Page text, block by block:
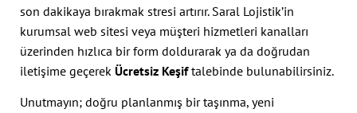
son dakikaya bırakmak stresi artırır. Saral Lojistik’in
kurumsal web sitesi veya müşteri hizmetleri kanalları
üzerinden hızlıca bir form doldurarak ya da doğrudan
iletişime geçerek Ücretsiz Keşiftalebinde bulunabilirsiniz.
Unutmayın; doğru planlanmış bir taşınma, yeni